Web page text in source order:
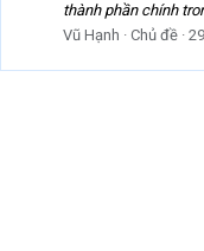
thành phần chính
Vũ Hạnh
Chủ đề